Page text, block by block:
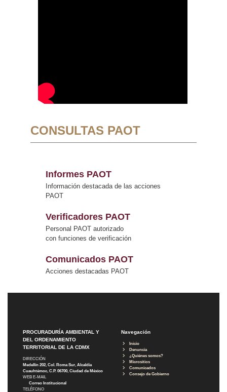
CONSULTAS PAOT
Informes PAOT
Información destacada de las acciones
PAOT
Verificadores PAOT
Personal PAOT autorizado
con funciones de verificación
Comunicados PAOT
Acciones destacadas PAOT
PROCURADURÍA AMBIENTAL Y
DEL ORDENAMIENTO
TERRITORIAL DE LA CDMX
DIRECCIÓN
Medellín 202, Col. Roma Sur, Alcaldía
Cuauhtémoc, C.P. 06700, Ciudad de México
WEB E-MAIL
Correo Institucional
TELÉFONO
Navegación
Inicio
Denuncia
¿Quiénes somos?
Micrositios
Comunicados
Consejo de Gobierno